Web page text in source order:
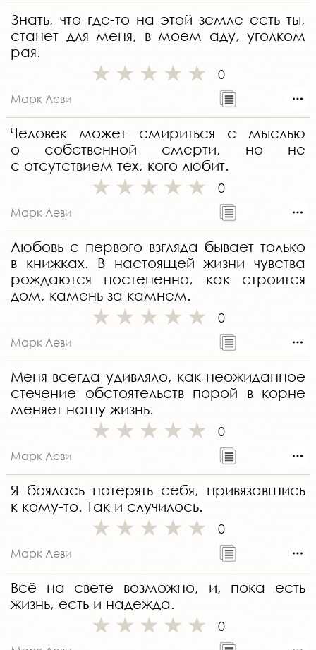
Знать, что где-то на этой земле есть ты,
станет для меня, в моем аду, уголком
рая.
0
Марк Леви
Человек может смириться с мыслью
о собственной смерти, но не
с отсутствием тех, кого любит.
0
Марк Леви
Любовь с первого взгляда бывает только
в книжках. В настоящей жизни чувства
рождаются постепенно, как строится
дом, камень за камнем.
0
Марк Леви
Меня всегда удивляло, как неожиданное
стечение обстоятельств порой в корне
меняет нашу жизнь.
0
Марк Леви
Я боялась потерять себя, привязавшись
к кому-то. Так и случилось.
0
Марк Леви
Всё на свете возможно, и, пока есть
жизнь, есть и надежда.
0